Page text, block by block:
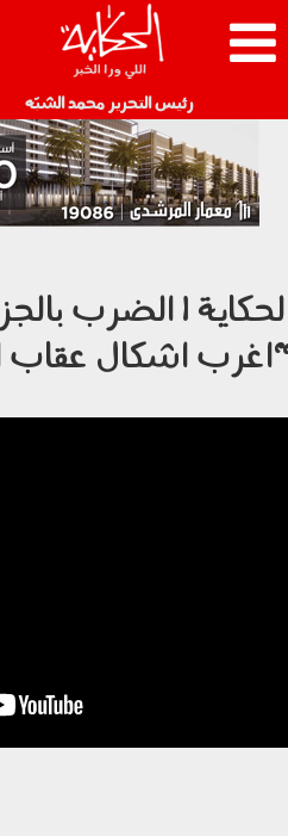
رئيس التحرير محمد الشبّه
| الضرب
اشكال عقاب